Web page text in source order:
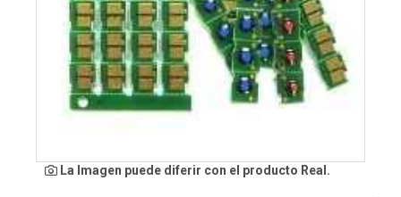
La Imagen puede diferir con el producto Real.